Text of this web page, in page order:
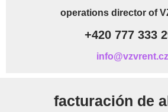
operations director of
+420 777 333
info@vzvrent.cz
facturación de